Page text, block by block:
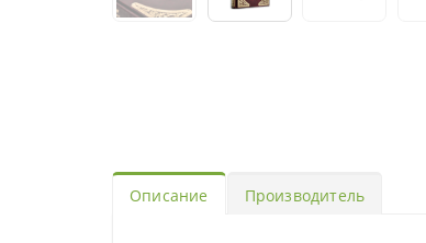
Описание Производитель